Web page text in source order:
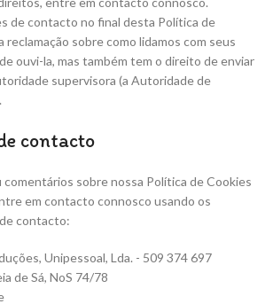
de contacto no final desta Política de
reclamação sobre como lidamos com seus
ouvi-la, mas também tem o direito de enviar
supervisora (a Autoridade de
contacto
comentários sobre nossa Política de Cookies
em contacto connosco usando os
contacto:
Unipessoal, Lda. - 509 374 697
de Sá, NoS 74/78